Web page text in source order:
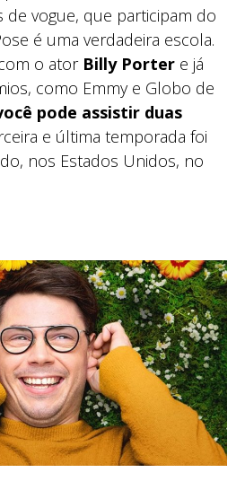
de vogue, que participam do
é uma verdadeira escola.
o ator Billy Porter e já
como Emmy e Globo de
pode assistir duas
e última temporada foi
nos Estados Unidos, no